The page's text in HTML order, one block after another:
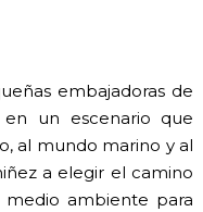
embajadoras de
en un escenario que
al mundo marino y al
a elegir el camino
ambiente para